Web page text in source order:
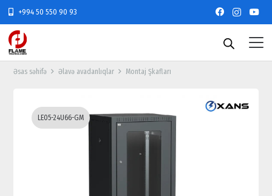
+994 50 550 90 93
Əsas səhifə Əlavə avadanlıqlar Montaj Şkafları
LE05-24U66-GM